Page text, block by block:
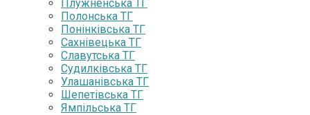
Плужненська ТГ
Полонська ТГ
Понінківська ТГ
Сахнівецька ТГ
Славутська ТГ
Судилківська ТГ
Улашанівська ТГ
Шепетівська ТГ
Ямпільська ТГ